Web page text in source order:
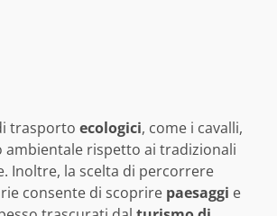
trasporto ecologici, come i cavalli,
ambientale rispetto ai tradizionali
Inoltre, la scelta di percorrere
consente di scoprire paesaggi e